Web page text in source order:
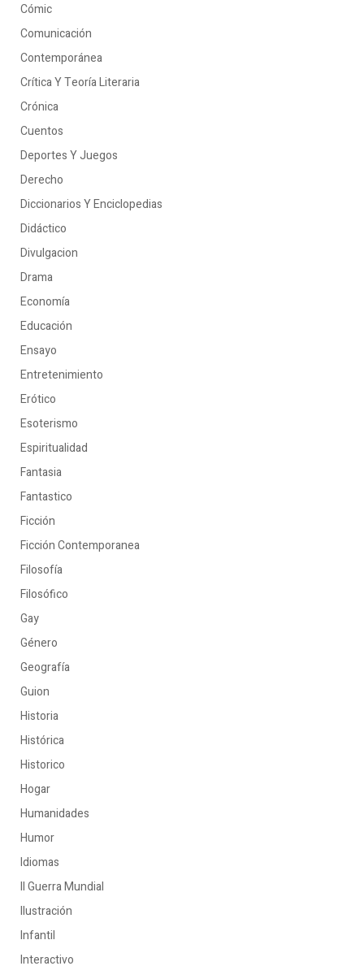
Cómic
Comunicación
Contemporánea
Crítica Y Teoría Literaria
Crónica
Cuentos
Deportes Y Juegos
Derecho
Diccionarios Y Enciclopedias
Didáctico
Divulgacion
Drama
Economía
Educación
Ensayo
Entretenimiento
Erótico
Esoterismo
Espiritualidad
Fantasia
Fantastico
Ficción
Ficción Contemporanea
Filosofía
Filosófico
Gay
Género
Geografía
Guion
Historia
Histórica
Historico
Hogar
Humanidades
Humor
Idiomas
II Guerra Mundial
Ilustración
Infantil
Interactivo